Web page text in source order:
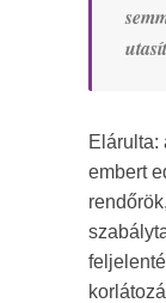
Elárulta:
embert